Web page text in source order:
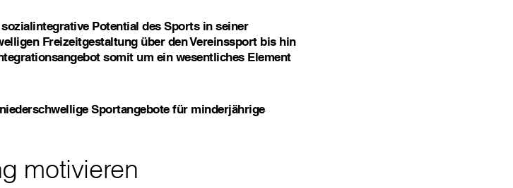
Potential des Sports in seiner
Freizeitgestaltung über den Vereinssport bis hin
somit um ein wesentliches Element
Sportangebote für minderjährige
motivieren